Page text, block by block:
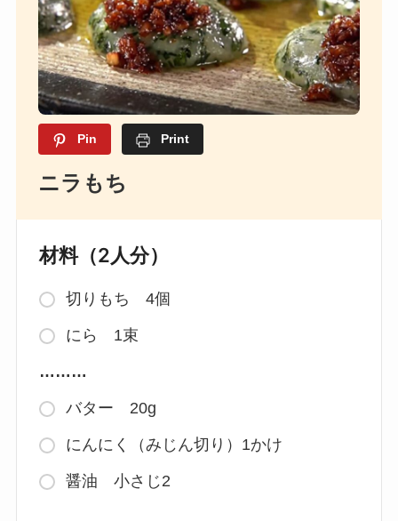
Pin Print
ニラもち
材料（2人分）
切りもち 4個
にら 1束
………
バター 20g
にんにく（みじん切り）1かけ
醤油 小さじ2